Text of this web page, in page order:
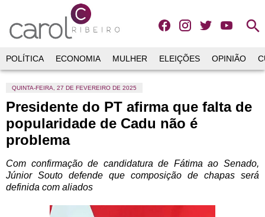
search
POLÍTICA ECONOMIA MULHER ELEIÇÕES OPINIÃO
QUINTA-FEIRA, 27 DE FEVEREIRO DE 2025
Presidente do PT afirma que falta de
popularidade de Cadu não é
problema
Com confirmação de candidatura de Fátima ao Senado,
Júnior Souto defende que composição de chapas será
definida com aliados